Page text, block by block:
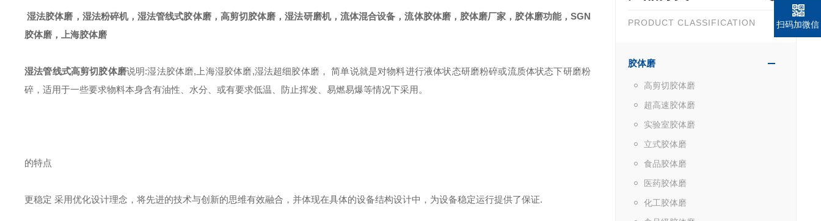
PRODUCT CLASSIFICATION
胶体磨
高剪切胶体磨
超高速胶体磨
实验室胶体磨
立式胶体磨
食品胶体磨
医药胶体磨
化工胶体磨
湿法胶体磨，湿法粉碎机，湿法管线式胶体磨，高剪切胶体磨，湿法研磨机，流体混合设备，流体胶体磨，胶体磨厂家，胶体磨功能， SGN
胶体磨，上海胶体磨
湿法管线式高剪切胶体磨说明:湿法胶体磨,上海湿胶体磨,湿法超细胶体磨， 简单说就是对物料进行液体状态研磨粉碎或流质体状态下研磨粉
碎，适用于一些要求物料本身含有油性、水分、或有要求低温、防止挥发、易燃易爆等情况下采用。
的特点
更稳定 采用优化设计理念，将先进的技术与创新的思维有效融合，并体现在具体的设备结构设计中，为设备稳定运行提供了保证.
扫码加微信